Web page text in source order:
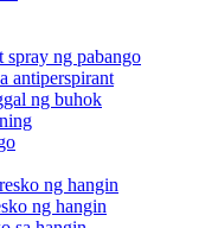
spray ng pabango
antiperspirant
ng buhok
ng hangin
ng hangin